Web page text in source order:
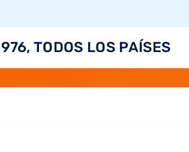
TODOS LOS PAÍSES